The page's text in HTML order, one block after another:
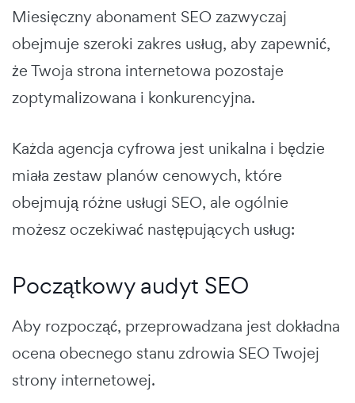
Miesięczny abonament SEO zazwyczaj
obejmuje szeroki zakres usług, aby zapewnić,
że Twoja strona internetowa pozostaje
zoptymalizowana i konkurencyjna.
Każda agencja cyfrowa jest unikalna i będzie
miała zestaw planów cenowych, które
obejmują różne usługi SEO, ale ogólnie
możesz oczekiwać następujących usług:
Początkowy audyt SEO
Aby rozpocząć, przeprowadzana jest dokładna
ocena obecnego stanu zdrowia SEO Twojej
strony internetowej.